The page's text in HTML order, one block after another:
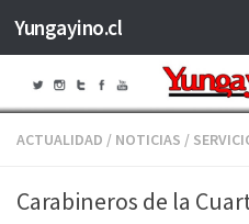
Saltar al contenido
Yungayino.cl
ACTUALIDAD / NOTICIAS /
Carabineros de la